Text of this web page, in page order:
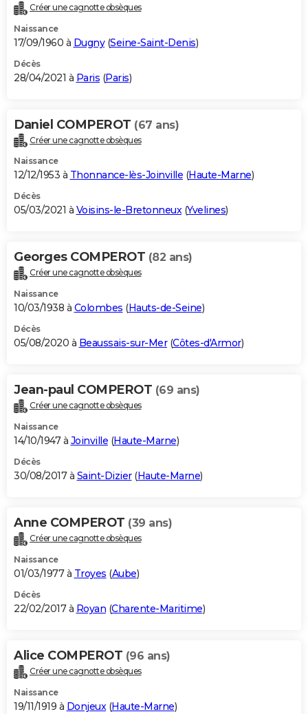
Créer une cagnotte obsèques
Naissance
17/09/1960 à Dugny(Seine-Saint-Denis)
Décès
28/04/2021 à Paris (Paris)
Daniel COMPEROT (67 ans)
Créer une cagnotte obsèques
Naissance
12/12/1953 à Thonnance-lès-Joinville (Haute-Marne)
Décès
05/03/2021 à Voisins-le-Bretonneux(Yvelines)
Georges COMPEROT (82 ans)
Créer une cagnotte obsèques
Naissance
10/03/1938 à Colombes (Hauts-de-Seine)
Décès
05/08/2020 à Beaussais-sur-Mer(Côtes-d'Armor)
Jean-paul COMPEROT (69 ans)
Créer une cagnotte obsèques
Naissance
14/10/1947 à Joinville (Haute-Marne)
Décès
30/08/2017 à Saint-Dizier(Haute-Marne)
Anne COMPEROT (39 ans)
Créer une cagnotte obsèques
Naissance
01/03/1977 à Troyes (Aube)
Décès
22/02/2017 à Royan (Charente-Maritime)
Alice COMPEROT (96 ans)
Créer une cagnotte obsèques
Naissance
19/11/1919 à Donjeux(Haute-Marne)